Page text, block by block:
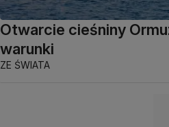
Otwarcie cieśniny
warunki
ZE ŚWIATA